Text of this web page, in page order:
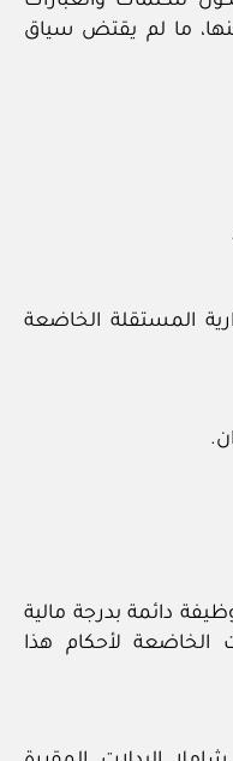
ما لم يقتض سياق
المستقلة الخاضعة
دائمة بدرجة مالية
الخاضعة لأحكام هذا